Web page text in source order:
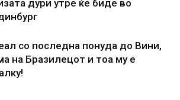
дури утре ќе биде во
со последна понуда до Вини,
на Бразилецот и тоа му е